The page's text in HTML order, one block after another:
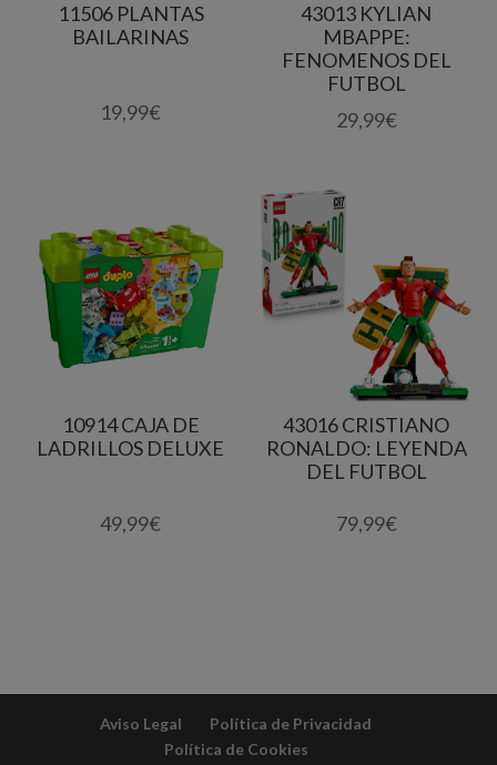
11506 PLANTAS
BAILARINAS
19,99€
43013 KYLIAN
MBAPPE:
FENOMENOS DEL
FUTBOL
29,99€
10914 CAJA DE
LADRILLOS DELUXE
49,99€
43016 CRISTIANO
RONALDO: LEYENDA
DEL FUTBOL
79,99€
Aviso Legal
Política de Privacidad
Política de Cookies